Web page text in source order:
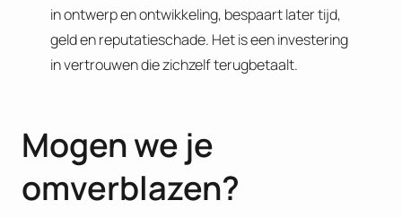
in ontwerp en ontwikkeling, bespaart later tijd,
geld en reputatieschade. Het is een investering
in vertrouwen die zichzelf terugbetaalt.
Mogen we je
omverblazen?